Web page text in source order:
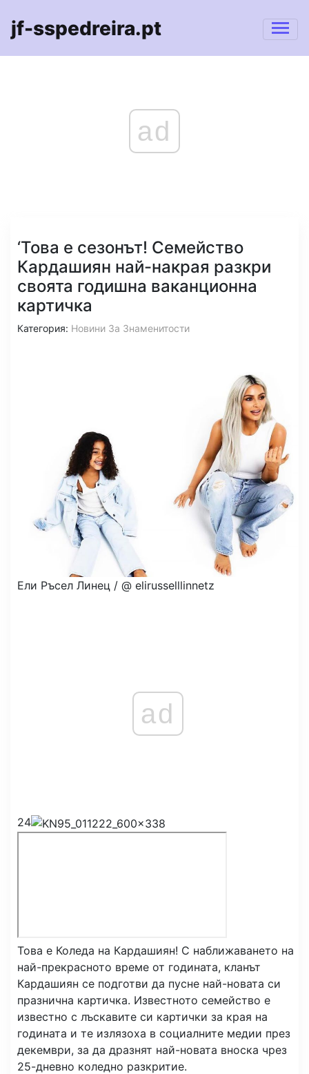
jf-sspedreira.pt
ad
‘Това е сезонът! Семейство
Кардашиян най-накрая разкри
своята годишна ваканционна
картичка
Категория: Новини За Знаменитости
Ели Ръсел Линец / @ elirusselllinnetz
ad
24
Това е Коледа на Кардашиян! С наближаването на
най-прекрасното време от годината, кланът
Кардашиян се подготви да пусне най-новата си
празнична картичка. Известното семейство е
известно с лъскавите си картички за края на
годината и те излязоха в социалните медии през
декември, за да дразнят най-новата вноска чрез
25-дневно коледно разкритие.